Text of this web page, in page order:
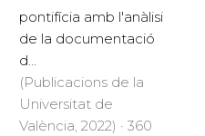
pontifícia amb l'anàlisi
de la documentació
d...
(Publicacions de la
Universitat de
València, 2022) · 360